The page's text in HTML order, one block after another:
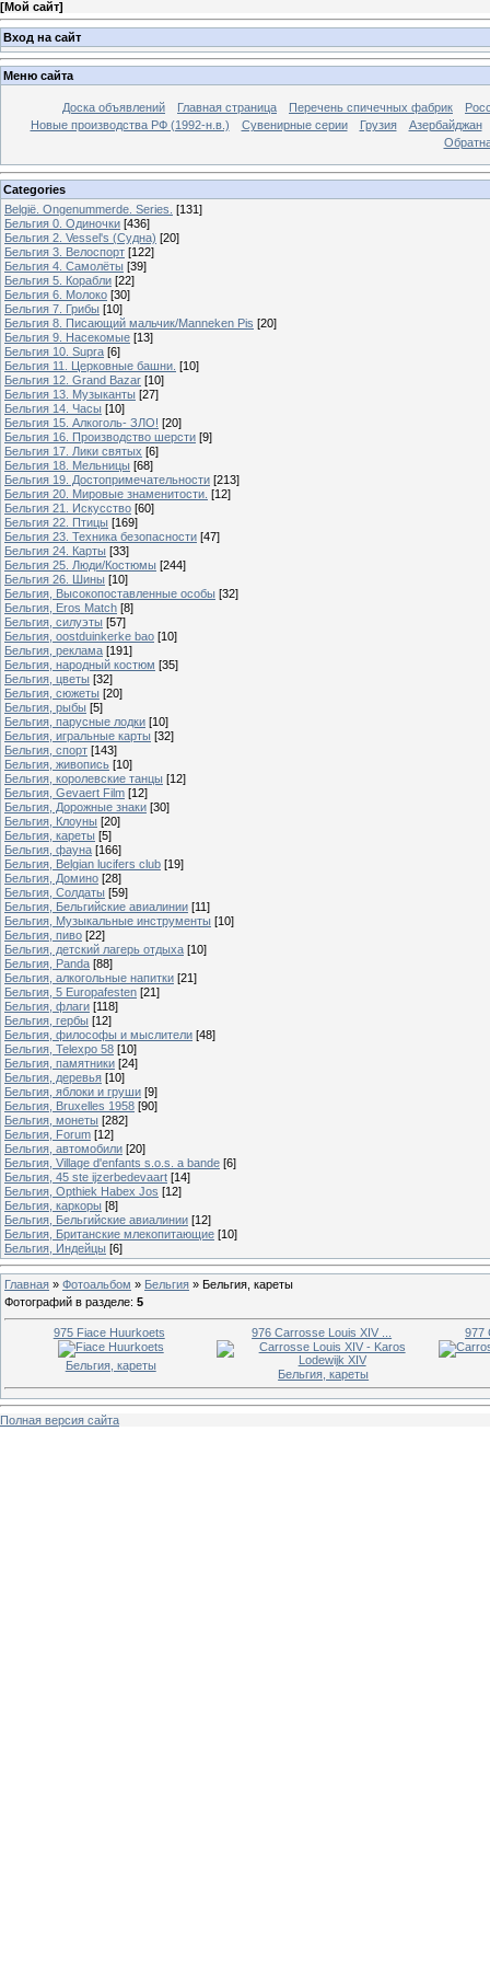
[Мой сайт]
Вход на сайт
Меню сайта
Доска объявлений Главная страница Перечень спичечных фабрик
Новые производства РФ (1992-н.в.)
Сувенирные серии Грузия
Азербайджан
Categories
België. Ongenummerde. Series. [131]
Бельгия 0. Одиночки [436]
Бельгия 2. Vessel's (Судна) [20]
Бельгия 3. Велоспорт [122]
Бельгия 4. Самолёты [39]
Бельгия 5. Корабли [22]
Бельгия 6. Молоко [30]
Бельгия 7. Грибы [10]
Бельгия 8. Писающий мальчик/Manneken Pis [20]
Бельгия 9. Насекомые [13]
Бельгия 10. Supra [6]
Бельгия 11. Церковные башни. [10]
Бельгия 12. Grand Bazar [10]
Бельгия 13. Музыканты [27]
Бельгия 14. Часы [10]
Бельгия 15. Алкоголь- ЗЛО! [20]
Бельгия 16. Производство шерсти [9]
Бельгия 17. Лики святых [6]
Бельгия 18. Мельницы [68]
Бельгия 19. Достопримечательности [213]
Бельгия 20. Мировые знаменитости. [12]
Бельгия 21. Искусство [60]
Бельгия 22. Птицы [169]
Бельгия 23. Техника безопасности [47]
Бельгия 24. Карты [33]
Бельгия 25. Люди/Костюмы [244]
Бельгия 26. Шины [10]
Бельгия, Высокопоставленные особы [32]
Бельгия, Eros Match [8]
Бельгия, силуэты [57]
Бельгия, oostduinkerke bao [10]
Бельгия, реклама [191]
Бельгия, народный костюм [35]
Бельгия, цветы [32]
Бельгия, сюжеты [20]
Бельгия, рыбы [5]
Бельгия, парусные лодки [10]
Бельгия, игральные карты [32]
Бельгия, спорт [143]
Бельгия, живопись [10]
Бельгия, королевские танцы [12]
Бельгия, Gevaert Film [12]
Бельгия, Дорожные знаки [30]
Бельгия, Клоуны [20]
Бельгия, кареты [5]
Бельгия, фауна [166]
Бельгия, Belgian lucifers club [19]
Бельгия, Домино [28]
Бельгия, Солдаты [59]
Бельгия, Бельгийские авиалинии [11]
Бельгия, Музыкальные инструменты [10]
Бельгия, пиво [22]
Бельгия, детский лагерь отдыха [10]
Бельгия, Panda [88]
Бельгия, алкогольные напитки [21]
Бельгия, 5 Europafesten [21]
Бельгия, флаги [118]
Бельгия, гербы [12]
Бельгия, философы и мыслители [48]
Бельгия, Telexpo 58 [10]
Бельгия, памятники [24]
Бельгия, деревья [10]
Бельгия, яблоки и груши [9]
Бельгия, Bruxelles 1958 [90]
Бельгия, монеты [282]
Бельгия, Forum [12]
Бельгия, автомобили [20]
Бельгия, Village d'enfants s.o.s. a bande [6]
Бельгия, 45 ste ijzerbedevaart [14]
Бельгия, Opthiek Habex Jos [12]
Бельгия, каркоры [8]
Бельгия, Бельгийские авиалинии [12]
Бельгия, Британские млекопитающие [10]
Бельгия, Индейцы [6]
Главная » Фотоальбом » Бельгия » Бельгия, кареты
Фотографий в разделе: 5
975 Fiace Huurkoets
Бельгия, кареты
976 Carrosse Louis XIV ...
Бельгия, кареты
977
Полная версия сайта